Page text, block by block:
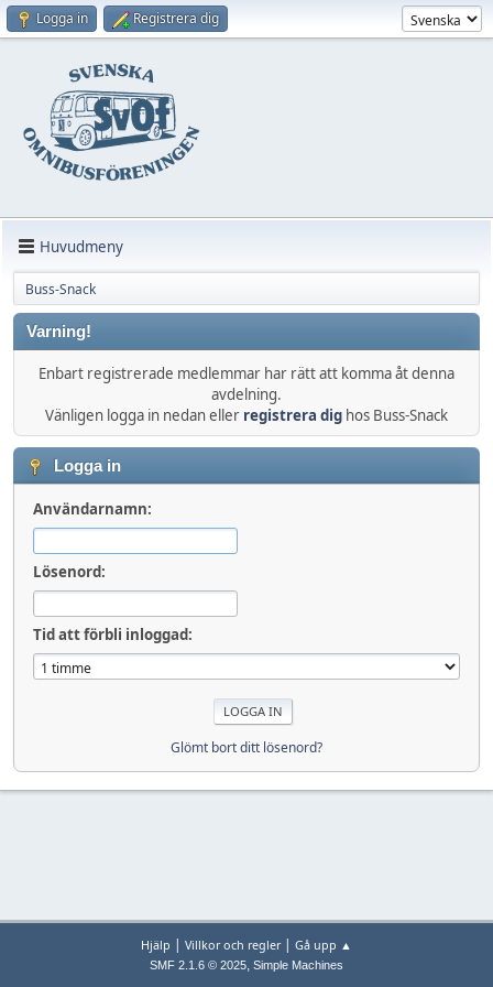
Logga in Registrera dig
Huvudmeny
Buss-Snack
Varning!
Enbart registrerade medlemmar har rätt att komma åt denna
avdelning.
Vänligen logga in nedan eller registrera dig hos Buss-Snack
Logga in
Användarnamn:
Lösenord:
Tid att förbli inloggad:
Glömt bort ditt lösenord?
Hjälp | Villkor och regler| Gå upp ▲
SMF 2.1.6 © 2025, Simple Machines